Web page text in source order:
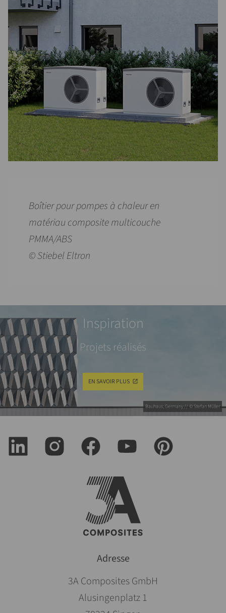
Boîtier pour pompes à chaleur en
matériau composite multicouche
PMMA/ABS
© Stiebel Eltron
Bauhaus, Germany // © Stefan Müller
Inspiration
Projets réalisés
EN SAVOIR PLUS
Adresse
3A Composites GmbH
Alusingenplatz 1